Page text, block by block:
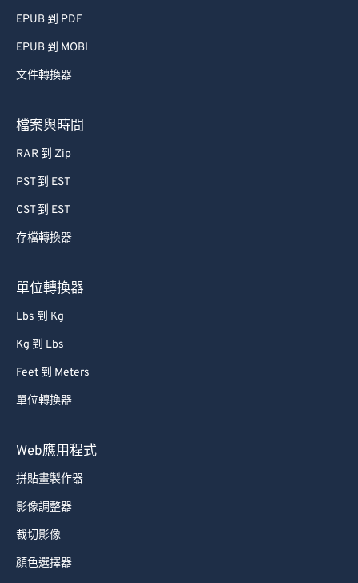
EPUB 到 PDF
EPUB 到 MOBI
文件轉換器
檔案與時間
RAR 到 Zip
PST 到 EST
CST 到 EST
存檔轉換器
單位轉換器
Lbs 到 Kg
Kg 到 Lbs
Feet 到 Meters
單位轉換器
Web應用程式
拼貼畫製作器
影像調整器
裁切影像
顏色選擇器